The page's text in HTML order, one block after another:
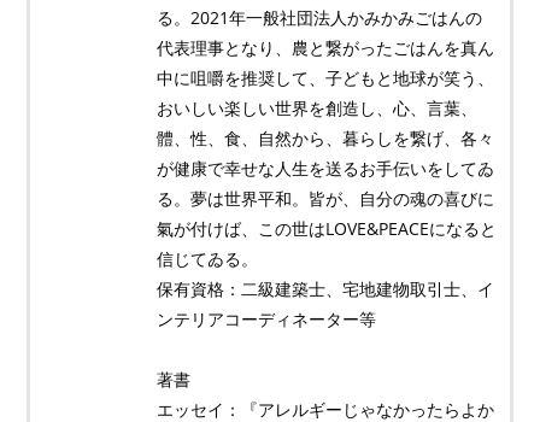
る。2021年一般社団法人かみかみごはんの
代表理事となり、農と繋がったごはんを真ん
中に咀嚼を推奨して、子どもと地球が笑う、
おいしい楽しい世界を創造し、心、言葉、
體、性、食、自然から、暮らしを繋げ、各々
が健康で幸せな人生を送るお手伝いをしてゐ
る。夢は世界平和。皆が、自分の魂の喜びに
氣が付けば、この世はLOVE&PEACEになると
信じてゐる。
保有資格：二級建築士、宅地建物取引士、イ
ンテリアコーディネーター等
著書
エッセイ：『アレルギーじゃなかったらよか